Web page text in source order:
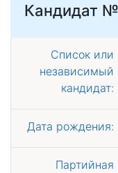
Кандидат
Список или
независимый
кандидат:
Дата рождения:
Партийная